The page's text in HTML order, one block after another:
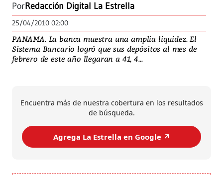
PorRedacción Digital La Estrella
25/04/2010 02:00
PANAMA. La banca muestra una amplia liquidez. El
Sistema Bancario logró que sus depósitos al mes de
febrero de este año llegaran a 41, 4...
Encuentra más de nuestra cobertura en los resultados
de búsqueda.
Agrega La Estrella en Google ↗️